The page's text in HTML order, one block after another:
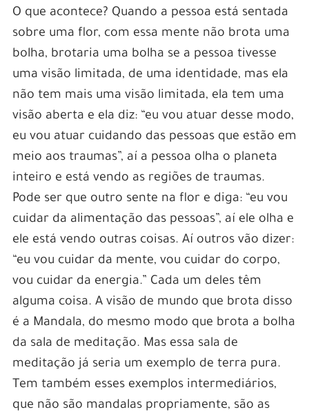
O que acontece? Quando a pessoa está sentada
sobre uma flor, com essa mente não brota uma
bolha, brotaria uma bolha se a pessoa tivesse
uma visão limitada, de uma identidade, mas ela
não tem mais uma visão limitada, ela tem uma
visão aberta e ela diz: “eu vou atuar desse modo,
eu vou atuar cuidando das pessoas que estão em
meio aos traumas”, aí a pessoa olha o planeta
inteiro e está vendo as regiões de traumas.
Pode ser que outro sente na flor e diga: “eu vou
cuidar da alimentação das pessoas”, aí ele olha e
ele está vendo outras coisas. Aí outros vão dizer:
“eu vou cuidar da mente, vou cuidar do corpo,
vou cuidar da energia.” Cada um deles têm
alguma coisa. A visão de mundo que brota disso
é a Mandala, do mesmo modo que brota a bolha
da sala de meditação. Mas essa sala de
meditação já seria um exemplo de terra pura.
Tem também esses exemplos intermediários,
que não são mandalas propriamente, são as